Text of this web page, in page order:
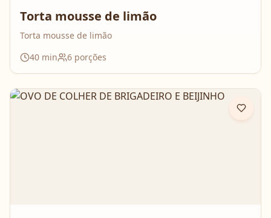
Torta mousse de limão
Torta mousse de limão
40 min 6 porções